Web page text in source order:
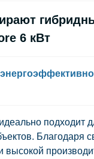
6 кВт
подходит
Благодаря
высокой